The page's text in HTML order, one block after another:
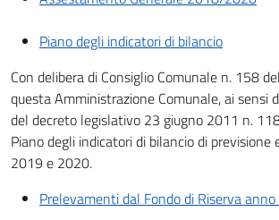
Piano degli indicatori di bilancio
Con delibera di Consiglio Comunale n. 158
questa Amministrazione Comunale, ai sensi
del decreto legislativo 23 giugno 2011 n.
Piano degli indicatori di bilancio di previsione
2019 e 2020.
Prelevamenti dal Fondo di Riserva